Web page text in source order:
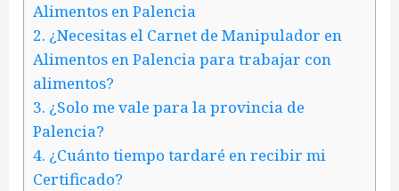
Alimentos en Palencia
2. ¿Necesitas el Carnet de Manipulador en
Alimentos en Palencia para trabajar con
alimentos?
3. ¿Solo me vale para la provincia de
Palencia?
4. ¿Cuánto tiempo tardaré en recibir mi
Certificado?